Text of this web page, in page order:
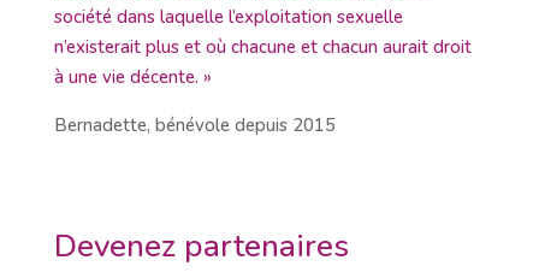
société dans laquelle l’exploitation sexuelle
n’existerait plus et où chacune et chacun aurait droit
à une vie décente. »
Bernadette, bénévole depuis 2015
Devenez partenaires